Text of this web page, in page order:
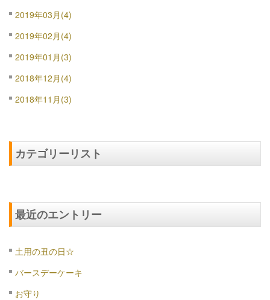
2019年03月(4)
2019年02月(4)
2019年01月(3)
2018年12月(4)
2018年11月(3)
カテゴリーリスト
最近のエントリー
土用の丑の日☆
バースデーケーキ
お守り